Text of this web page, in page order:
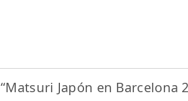
“Matsuri Japón en Barcelona